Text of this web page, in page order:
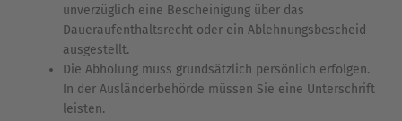
unverzüglich eine Bescheinigung über das
Daueraufenthaltsrecht oder ein Ablehnungsbescheid
ausgestellt.
Die Abholung muss grundsätzlich persönlich erfolgen.
In der Ausländerbehörde müssen Sie eine Unterschrift
leisten.